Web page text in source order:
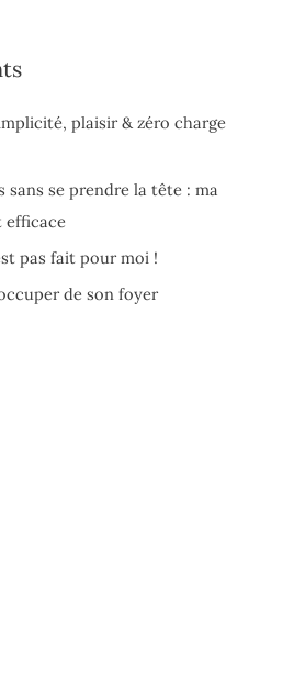
plaisir & zéro charge
sans se prendre la tête : ma
efficace
pas fait pour moi !
de son foyer